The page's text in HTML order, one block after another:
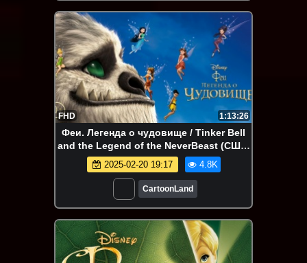
FHD 1:13:26
Феи. Легенда о чудовище / Tinker Bell
and the Legend of the NeverBeast (США,
2014)
2025-02-20 19:17 4.8K
CartoonLand